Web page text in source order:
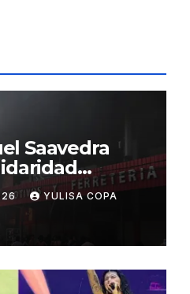
Saavedra
en
YULISA COPA